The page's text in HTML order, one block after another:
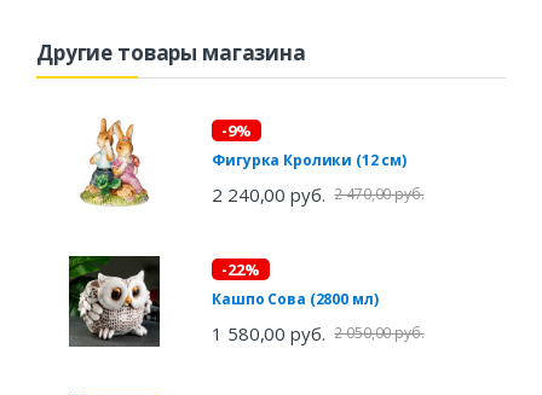
Другие товары магазина
-9%
Фигурка Кролики (12 см)
2 240,00 руб. 2 470,00 руб.
-22%
Кашпо Сова (2800 мл)
1 580,00 руб. 2 050,00 руб.